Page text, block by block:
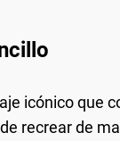
icónico que
recrear de